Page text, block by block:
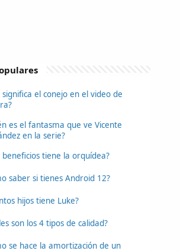
significa el conejo en el video de
es el fantasma que ve Vicente
en la serie?
beneficios tiene la orquídea?
saber si tienes Android 12?
hijos tiene Luke?
son los 4 tipos de calidad?
se hace la amortización de un